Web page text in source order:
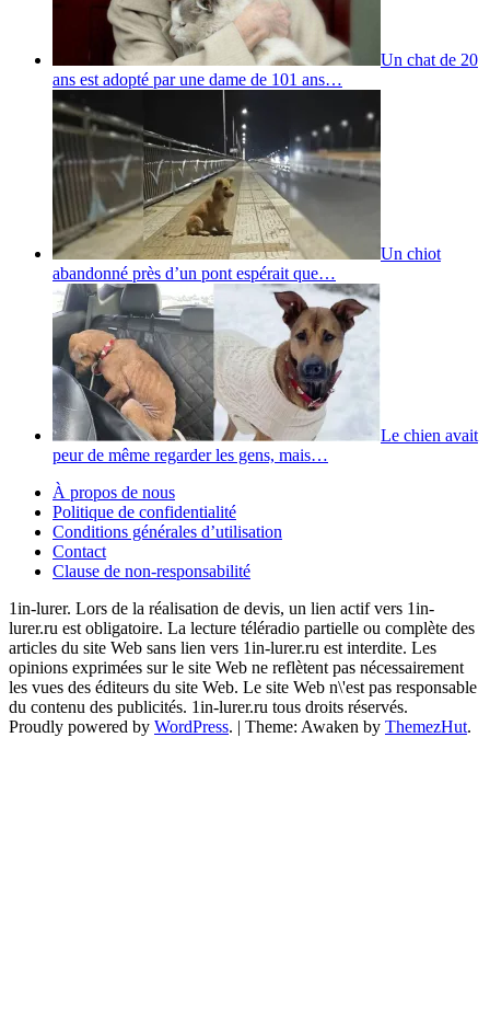
Un chat de 20
ans est adopté par une dame de 101 ans…
Un chiot
abandonné près d’un pont espérait que…
Le chien avait
peur de même regarder les gens, mais…
À propos de nous
Politique de confidentialité
Conditions générales d’utilisation
Contact
Clause de non-responsabilité
1in-lurer. Lors de la réalisation de devis, un lien actif vers 1in-
lurer.ru est obligatoire. La lecture téléradio partielle ou complète des
articles du site Web sans lien vers 1in-lurer.ru est interdite. Les
opinions exprimées sur le site Web ne reflètent pas nécessairement
les vues des éditeurs du site Web. Le site Web n\'est pas responsable
du contenu des publicités. 1in-lurer.ru tous droits réservés.
Proudly powered by WordPress. | Theme: Awaken by ThemezHut.